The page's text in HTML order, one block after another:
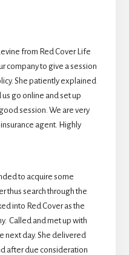
from Red Cover Life
company to give a session
She patiently explained
go online and set up
session. We are very
agent. Highly
to acquire some
thus search through the
into Red Cover as the
Called and met up with
next day. She delivered
after due consideration